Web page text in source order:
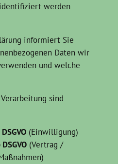
werden
informiert Sie
Daten wir
und welche
sind
(Einwilligung)
(Vertrag /